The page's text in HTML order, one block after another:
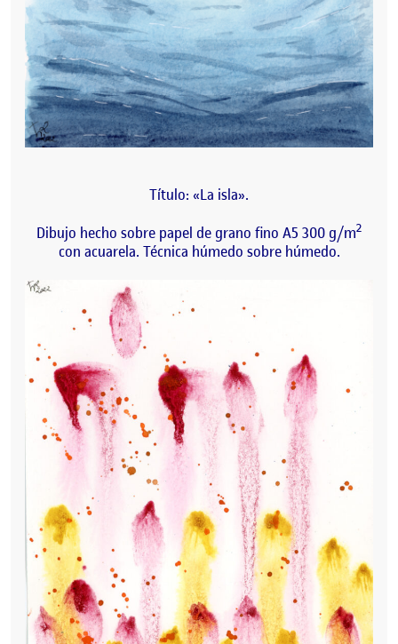
Título: «La isla».
Dibujo hecho sobre papel de grano fino A5 300 g/m2
con acuarela. Técnica húmedo sobre húmedo.